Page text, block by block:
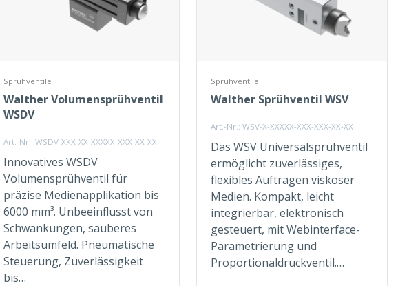
Sprühventile
Walther Volumensprühventil
WSDV
Art.-Nr.: WSDV-XXX-XX-XXXXX-XXX-XX-XX
Innovatives WSDV
Volumensprühventil für
präzise Medienapplikation bis
6000 mm³. Unbeeinflusst von
Schwankungen, sauberes
Arbeitsumfeld. Pneumatische
Steuerung, Zuverlässigkeit
bis…
Sprühventile
Walther Sprühventil WSV
Art.-Nr.: WSV-X-XXXXX-XXX-XXX-XX-XX
Das WSV Universalsprühventil
ermöglicht zuverlässiges,
flexibles Auftragen viskoser
Medien. Kompakt, leicht
integrierbar, elektronisch
gesteuert, mit Webinterface-
Parametrierung und
Proportionaldruckventil.…